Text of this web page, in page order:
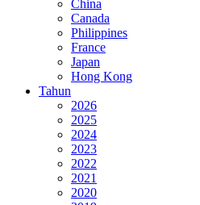
China
Canada
Philippines
France
Japan
Hong Kong
Tahun
2026
2025
2024
2023
2022
2021
2020